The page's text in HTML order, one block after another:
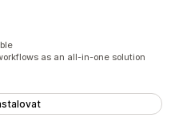
as an all-in-one solution